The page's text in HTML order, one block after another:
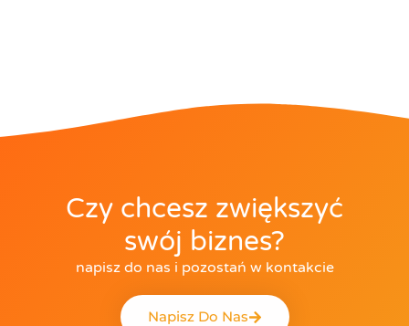
Czy chcesz zwiększyć
swój biznes?
napisz do nas i pozostań w kontakcie
Napisz Do Nas